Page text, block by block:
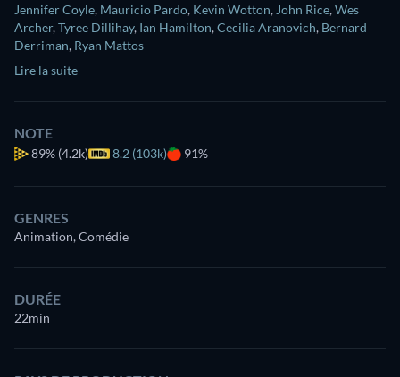
Jennifer Coyle, Mauricio Pardo, Kevin Wotton, John Rice,Wes
Archer,Tyree Dillihay, Ian Hamilton,Cecilia Aranovich, Bernard
Derriman, Ryan Mattos
Lire la suite
NOTE
89% (4.2k) 8.2 (103k) 91%
GENRES
Animation, Comédie
DURÉE
22min